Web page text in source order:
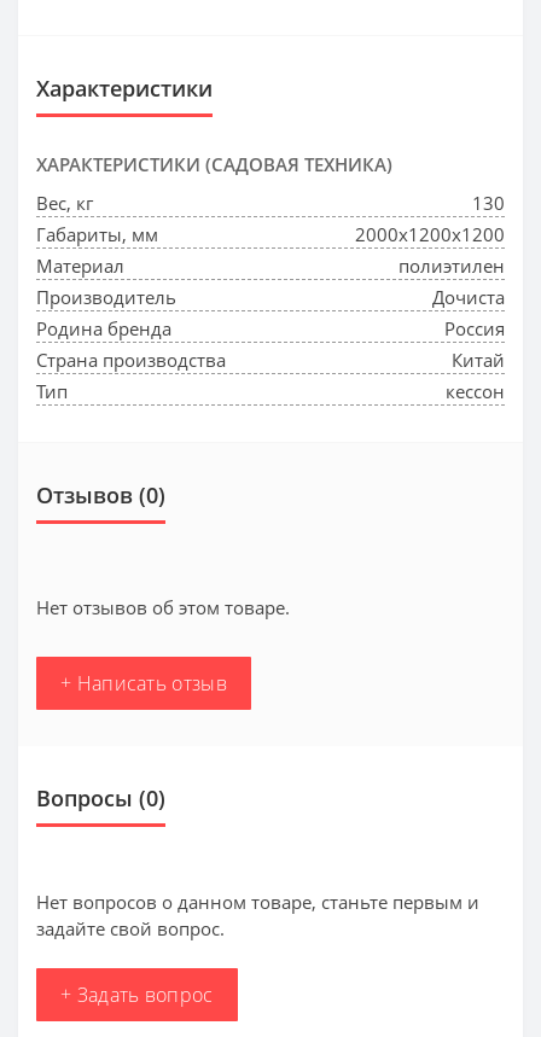
Характеристики
ХАРАКТЕРИСТИКИ (САДОВАЯ ТЕХНИКА)
Вес, кг
130
Габариты, мм
2000x1200x1200
Материал
полиэтилен
Производитель
Дочиста
Родина бренда
Россия
Страна производства
Китай
Тип
кессон
Отзывов (0)
Нет отзывов об этом товаре.
+ Написать отзыв
Вопросы (0)
Нет вопросов о данном товаре, станьте первым и
задайте свой вопрос.
+ Задать вопрос